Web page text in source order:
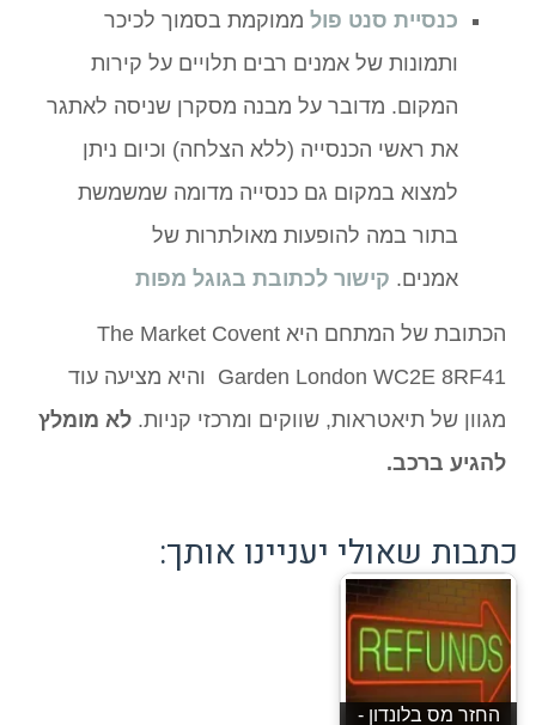
כנסיית סנט פול ממוקמת בסמוך לכיכר
ותמונות של אמנים רבים תלויים על קירות
המקום. מדובר על מבנה מסקרן שניסה לאתגר
את ראשי הכנסייה (ללא הצלחה) וכיום ניתן
למצוא במקום גם כנסייה מדומה שמשמשת
בתור במה להופעות מאולתרות של
אמנים. קישור לכתובת בגוגל מפות
הכתובת של המתחם היא The Market Covent
Garden London WC2E 8RF41 והיא מציעה עוד
מגוון של תיאטראות, שווקים ומרכזי קניות. לא מומלץ
להגיע ברכב.
כתבות שאולי יעניינו אותך:
החזר מס בלונדון -